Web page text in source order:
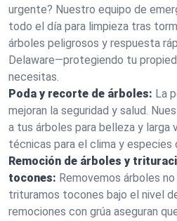
urgente? Nuestro equipo de
todo el día para limpieza tras
árboles peligrosos y respuesta
Delaware—protegiendo tu
necesitas.
Poda y recorte de árboles: La
mejoran la seguridad y salud.
a tus árboles para belleza y larga
técnicas para el clima y especies
Remoción de árboles y
tocones: Removemos árboles
trituramos tocones bajo el nivel
remociones con grúa aseguran